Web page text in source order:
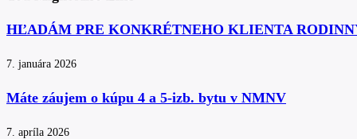
HĽADÁM PRE KONKRÉTNEHO KLIENTA
7. januára 2026
Máte záujem o kúpu 4 a 5-izb. bytu v NMNV
7. apríla 2026